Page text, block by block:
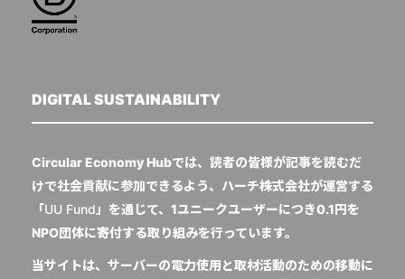
DIGITAL SUSTAINABILITY
Circular Economy Hubでは、読者の皆様が記事を読むだ
けで社会貢献に参加できるよう、ハーチ株式会社が運営する
「UU Fund 」を通じて、1ユニークユーザーにつき0.1円を
NPO団体に寄付する取り組みを行っています。
当サイトは、サーバーの電力使用と取材活動のための移動に